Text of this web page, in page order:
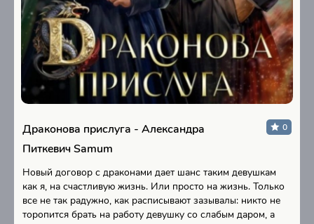
Драконова прислуга - Александра
Питкевич Samum
0
Новый договор с драконами дает шанс таким девушкам
как я, на счастливую жизнь. Или просто на жизнь. Только
все не так радужно, как расписывают зазывалы: никто не
торопится брать на работу девушку со слабым даром, а